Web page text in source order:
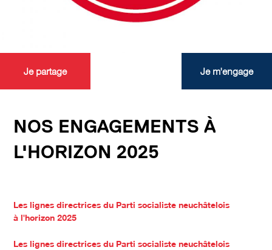
NOS ENGAGEMENTS À
L'HORIZON 2025
Les lignes directrices du Parti socialiste neuchâtelois
à l'horizon 2025
Les lignes directrices du Parti socialiste neuchâtelois
Je partage Je m'engage